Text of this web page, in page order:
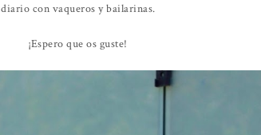
diario con vaqueros y bailarinas.
¡Espero que os guste!